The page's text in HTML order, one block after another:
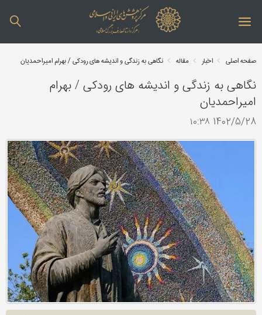
صفحه اصلی اخبار مقاله نگاهی به زندگی و اندیشه های رودکی / بهرام امیراحمدیان
نگاهی به زندگی و اندیشه های رودکی / بهرام
امیراحمدیان
1402/5/28 ۱۰:۳۸